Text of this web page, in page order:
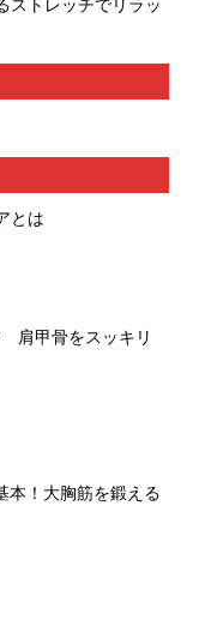
ストレッチでリラッ
とは
肩甲骨をスッキリ
本！大胸筋を鍛える